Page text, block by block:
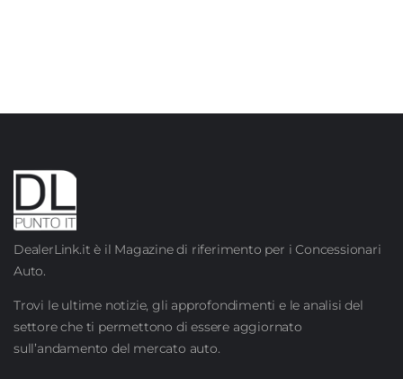
DealerLink.it è il Magazine di riferimento per i Concessionari
Auto.
Trovi le ultime notizie, gli approfondimenti e le analisi del
settore che ti permettono di essere aggiornato
sull’andamento del mercato auto.